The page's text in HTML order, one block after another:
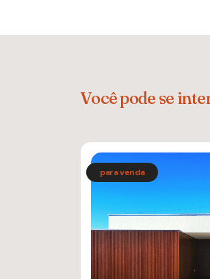
Você pode se